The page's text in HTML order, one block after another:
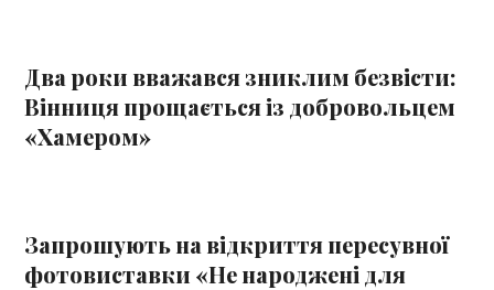
Два роки вважався зниклим безвісти:
Вінниця прощається із добровольцем
«Хамером»
Запрошують на відкриття пересувної
фотовиставки «Не народжені для